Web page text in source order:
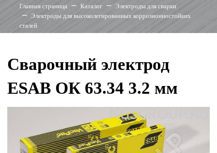
Главная страница Каталог
Электроды для сварки
Электроды для высоколегированных коррозионностойких
сталей
Сварочный электрод
ESAB ОК 63.34 3.2 мм